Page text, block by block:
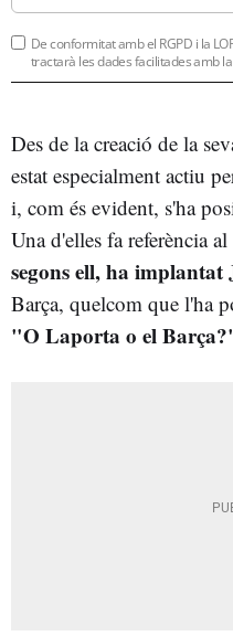
De conformitat amb el RGPD i la
tractarà les dades facilitades amb
Des de la creació de la
estat especialment actiu
i, com és evident, s'ha
Una d'elles fa referència al
segons ell, ha
Barça, quelcom que l'ha
"O Laporta o el